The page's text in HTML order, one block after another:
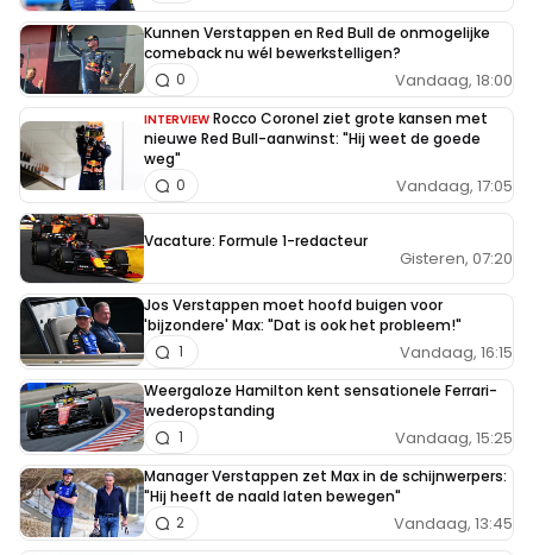
Kunnen Verstappen en Red Bull de onmogelijke
comeback nu wél bewerkstelligen?
Vandaag, 18:00
0
INTERVIEW Rocco Coronel ziet grote kansen met
nieuwe Red Bull-aanwinst: "Hij weet de goede
weg"
Vandaag, 17:05
0
Vacature: Formule 1-redacteur
Gisteren, 07:20
Jos Verstappen moet hoofd buigen voor
'bijzondere' Max: "Dat is ook het probleem!"
Vandaag, 16:15
1
Weergaloze Hamilton kent sensationele Ferrari-
wederopstanding
Vandaag, 15:25
1
Manager Verstappen zet Max in de schijnwerpers:
"Hij heeft de naald laten bewegen"
Vandaag, 13:45
2